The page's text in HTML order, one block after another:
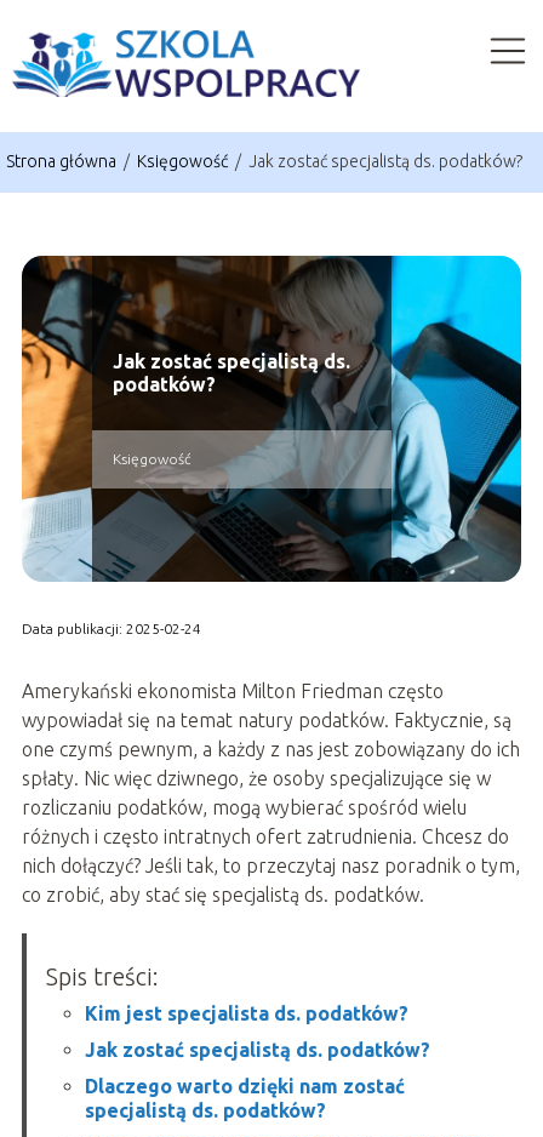
Strona główna / Księgowość / Jak zostać specjalistą ds. podatków?
Jak zostać specjalistą ds.
podatków?
Księgowość
Data publikacji: 2025-02-24
Amerykański ekonomista Milton Friedman często
wypowiadał się na temat natury podatków. Faktycznie, są
one czymś pewnym, a każdy z nas jest zobowiązany do ich
spłaty. Nic więc dziwnego, że osoby specjalizujące się w
rozliczaniu podatków, mogą wybierać spośród wielu
różnych i często intratnych ofert zatrudnienia. Chcesz do
nich dołączyć? Jeśli tak, to przeczytaj nasz poradnik o tym,
co zrobić, aby stać się specjalistą ds. podatków.
Spis treści:
Kim jest specjalista ds. podatków?
Jak zostać specjalistą ds. podatków?
Dlaczego warto dzięki nam zostać
specjalistą ds. podatków?